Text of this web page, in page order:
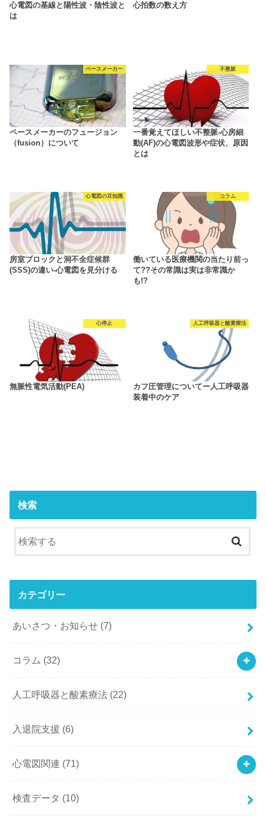
心電図の基線と陽性波・陰性波と
は
心拍数の数え方
ペースメーカー
ペースメーカーのフュージョン
（fusion）について
不整脈
一番覚えてほしい不整脈‐心房細
動(AF)の心電図波形や症状、原因
とは
心電図の豆知識
房室ブロックと洞不全症候群
(SSS)の違い-心電図を見分ける
コラム
働いている医療機関の当たり前っ
て??その常識は実は非常識か
も!?
心停止
無脈性電気活動(PEA)
人工呼吸器と酸素療法
カフ圧管理についてー人工呼吸器
装着中のケア
検索
カテゴリー
あいさつ・お知らせ (7)
コラム (32)
人工呼吸器と酸素療法 (22)
入退院支援 (6)
心電図関連 (71)
検査データ (10)